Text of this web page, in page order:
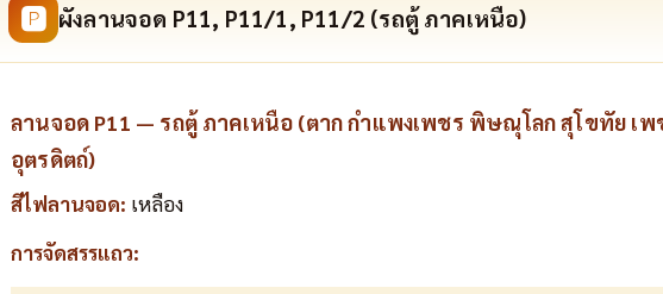
🅿 ผังลานจอด P11, P11/1, P11/2 (รถตู้ ภาคเหนือ)
ลานจอด P11 — รถตู้ ภาคเหนือ (ตาก กำแพงเพชร พิษณุโลก สุโขทัย
อุตรดิตถ์)
สีไฟลานจอด: เหลือง
การจัดสรรแถว: